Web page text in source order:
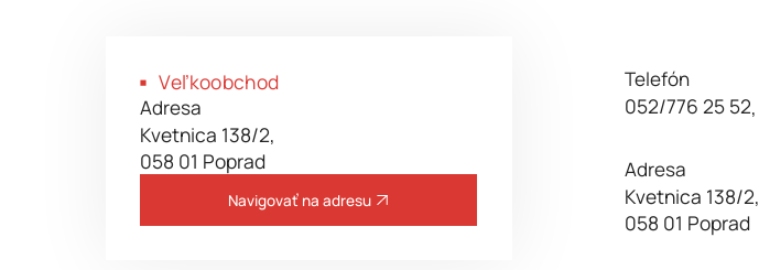
Veľkoobchod
Adresa
Kvetnica 138/2,
058 01 Poprad
Navigovať na adresu
Kontaktné miesto
Firemná predajňa Poprad
Telefón
052/776 25 52,
Adresa
Kvetnica 138/2,
058 01 Poprad
Ukázať na mape